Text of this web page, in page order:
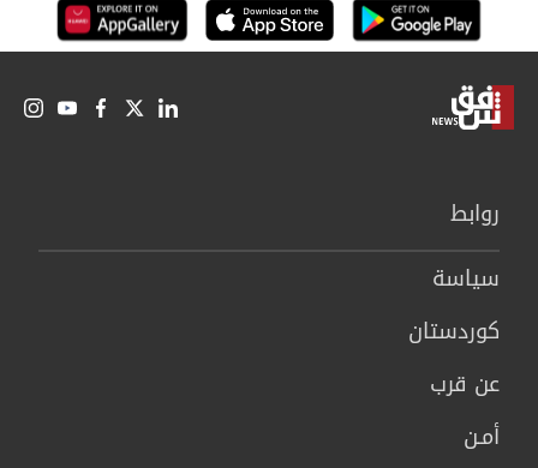
روابط
سیاسة
كوردستان
عن قرب
أمـن